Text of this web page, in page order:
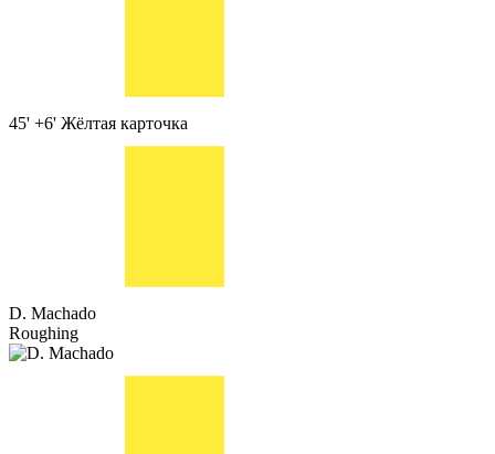
45' +6' Жёлтая карточка
D. Machado
Roughing